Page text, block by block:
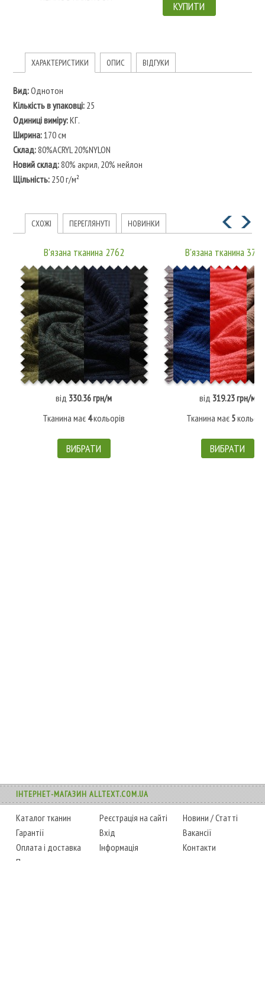
КУПИТИ
ХАРАКТЕРИСТИКИ ОПИС ВІДГУКИ
Вид:Однотон
Кількість в упаковці:25
Одиниці виміру:КГ.
Ширина:170 см
Склад:80%ACRYL 20%NYLON
Новий склад:80% акрил, 20% нейлон
Щільність:250 г/м²
СХОЖІ ПЕРЕГЛЯНУТІ НОВИНКИ
В'язана тканина 2762
від 330.36 грн/м
Тканина має 4кольорів
ВИБРАТИ
В'язана тканина
від 319.23 грн/м
Тканина має 5
ВИБРАТИ
ІНТЕРНЕТ-МАГАЗИН ALLTEXT.COM.UA
Каталог тканин
Гарантії
Оплата і доставка
Повернення товару
Реєстрація на сайті
Вхід
Інформація
Новини /Статті
Вакансії
Контакти